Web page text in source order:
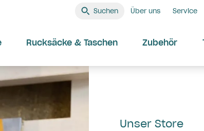
Suchen Über uns Service
Rucksäcke & Taschen Zubehör
Unser Store